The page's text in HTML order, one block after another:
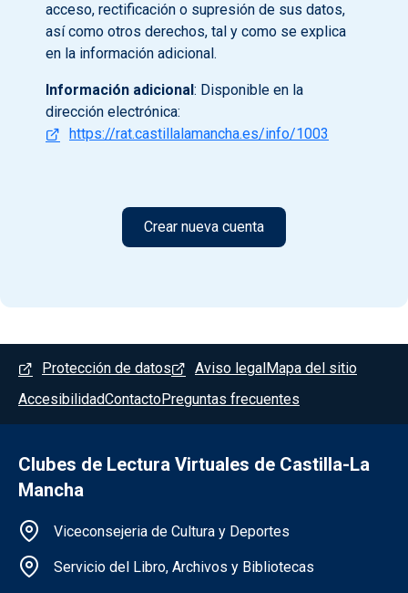
acceso, rectificación o supresión de sus datos,
así como otros derechos, tal y como se explica
en la información adicional.
Información adicional : Disponible en la
dirección electrónica:
https://rat.castillalamancha.es/info/1003
Menú del pie
Protección de datos Aviso legal Mapa del sitio
AccesibilidadContactoPreguntas frecuentes
Clubes de Lectura Virtuales de Castilla-La
Mancha
Información de la institución
Viceconsejeria de Cultura y Deportes
Servicio del Libro, Archivos y Bibliotecas